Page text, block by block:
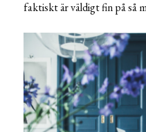
faktiskt är väldigt fin på så